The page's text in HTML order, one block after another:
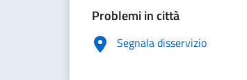
Problemi in città
Segnala disservizio